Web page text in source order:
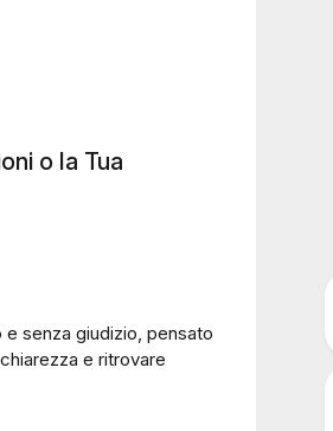
o la Tua
senza giudizio, pensato
e ritrovare